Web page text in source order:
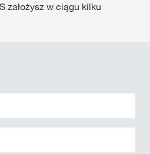
założysz w ciągu kilku